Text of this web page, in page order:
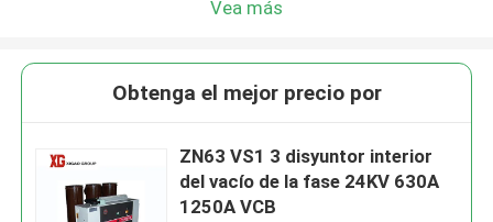
Vea más
Obtenga el mejor precio por
ZN63 VS1 3 disyuntor interior
del vacío de la fase 24KV 630A
1250A VCB